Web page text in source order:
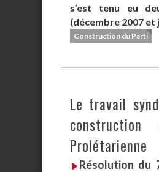
s’est tenu eu
(décembre 2007 et
Construction du Parti
Le travail
Prolétarienne
Résolution du